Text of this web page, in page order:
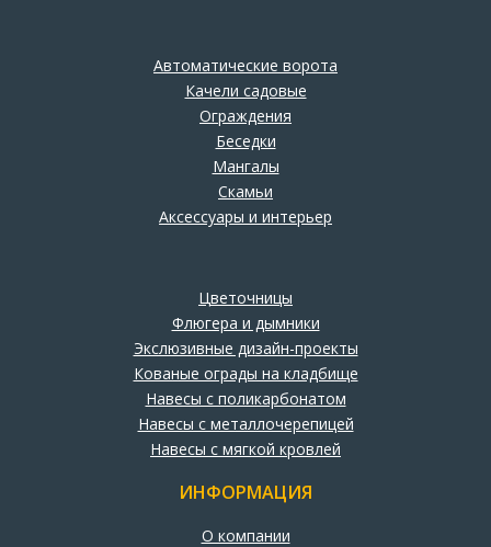
Автоматические ворота
Качели садовые
Ограждения
Беседки
Мангалы
Скамьи
Аксессуары и интерьер
Цветочницы
Флюгера и дымники
Экслюзивные дизайн-проекты
Кованые ограды на кладбище
Навесы с поликарбонатом
Навесы с металлочерепицей
Навесы с мягкой кровлей
ИНФОРМАЦИЯ
О компании